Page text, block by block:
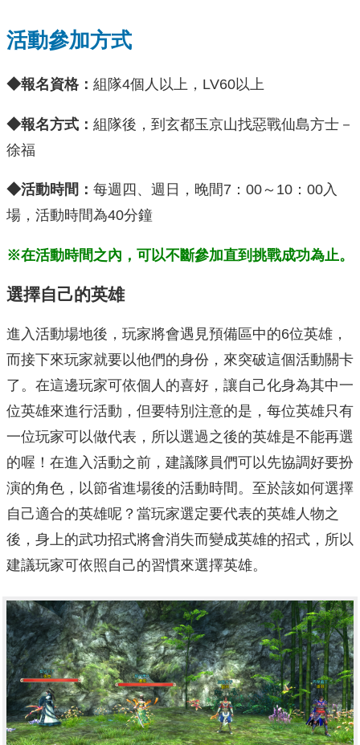
活動參加方式
◆報名資格： 組隊4個人以上，LV60以上
◆報名方式： 組隊後，到玄都玉京山找惡戰仙島方士－
徐福
◆活動時間： 每週四、週日，晚間7：00～10：00入
場，活動時間為40分鐘
※在活動時間之內，可以不斷參加直到挑戰成功為止。
選擇自己的英雄
進入活動場地後，玩家將會遇見預備區中的6位英雄，
而接下來玩家就要以他們的身份，來突破這個活動關卡
了。在這邊玩家可依個人的喜好，讓自己化身為其中一
位英雄來進行活動，但要特別注意的是，每位英雄只有
一位玩家可以做代表，所以選過之後的英雄是不能再選
的喔！在進入活動之前，建議隊員們可以先協調好要扮
演的角色，以節省進場後的活動時間。至於該如何選擇
自己適合的英雄呢？當玩家選定要代表的英雄人物之
後，身上的武功招式將會消失而變成英雄的招式，所以
建議玩家可依照自己的習慣來選擇英雄。